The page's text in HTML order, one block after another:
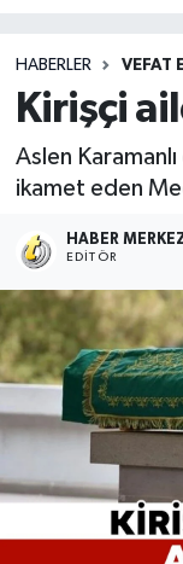
HABERLER VEFAT
Kirişçi
Aslen
ikamet eden
HABER
EDITÖR
Ulusal